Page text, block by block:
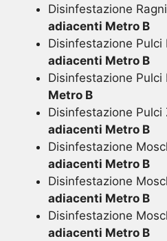
Disinfestazione
adiacenti Metro B
Disinfestazione Pulci
adiacenti Metro B
Disinfestazione Pulci
Metro B
Disinfestazione Pulci
adiacenti Metro B
Disinfestazione
adiacenti Metro B
Disinfestazione
adiacenti Metro B
Disinfestazione
adiacenti Metro B